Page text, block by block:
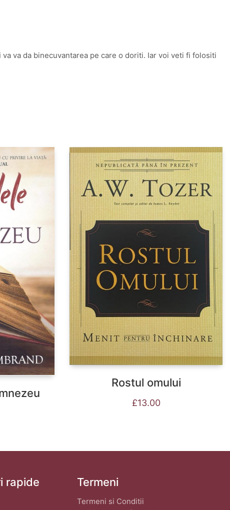
va da binecuvantarea pe care o doriti. Iar voi veti fi folositi
Rostul omului
£13.00
rapide Termeni
Termeni si Conditii